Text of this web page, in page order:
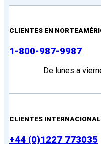
CLIENTES EN
1-800-987-9987
De lunes a
CLIENTES
+44 (0)1227 773035